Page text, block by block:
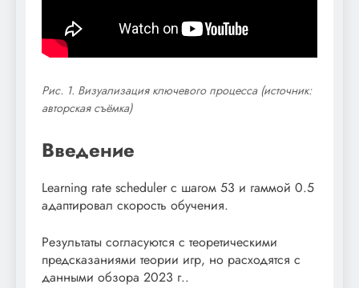
Рис. 1. Визуализация ключевого процесса (источник:
авторская съёмка)
Введение
Learning rate scheduler с шагом 53 и гаммой 0.5
адаптировал скорость обучения.
Результаты согласуются с теоретическими
предсказаниями теории игр, но расходятся с
данными обзора 2023 г..